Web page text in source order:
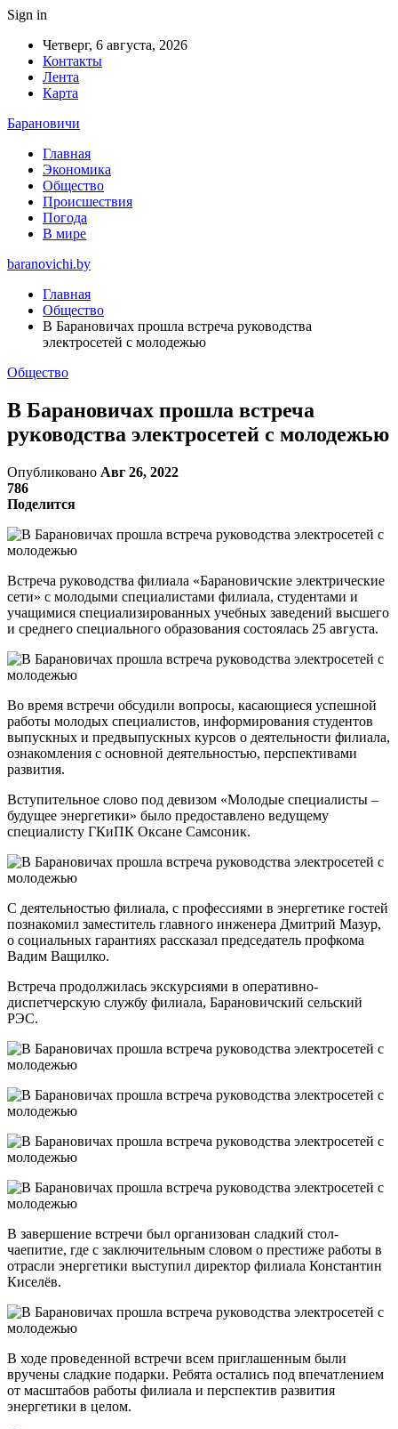
Sign in
Четверг, 6 августа, 2026
Контакты
Лента
Карта
Барановичи
Главная
Экономика
Общество
Происшествия
Погода
В мире
baranovichi.by
Главная
Общество
В Барановичах прошла встреча руководства
электросетей с молодежью
Общество
В Барановичах прошла встреча
руководства электросетей с молодежью
Опубликовано Авг 26, 2022
786
Поделится
Встреча руководства филиала «Барановичские электрические
сети» с молодыми специалистами филиала, студентами и
учащимися специализированных учебных заведений высшего
и среднего специального образования состоялась 25 августа.
Во время встречи обсудили вопросы, касающиеся успешной
работы молодых специалистов, информирования студентов
выпускных и предвыпускных курсов о деятельности филиала,
ознакомления с основной деятельностью, перспективами
развития.
Вступительное слово под девизом «Молодые специалисты –
будущее энергетики» было предоставлено ведущему
специалисту ГКиПК Оксане Самсоник.
С деятельностью филиала, с профессиями в энергетике гостей
познакомил заместитель главного инженера Дмитрий Мазур,
о социальных гарантиях рассказал председатель профкома
Вадим Ващилко.
Встреча продолжилась экскурсиями в оперативно-
диспетчерскую службу филиала, Барановичский сельский
РЭС.
В завершение встречи был организован сладкий стол-
чаепитие, где с заключительным словом о престиже работы в
отрасли энергетики выступил директор филиала Константин
Киселёв.
В ходе проведенной встречи всем приглашенным были
вручены сладкие подарки. Ребята остались под впечатлением
от масштабов работы филиала и перспектив развития
энергетики в целом.